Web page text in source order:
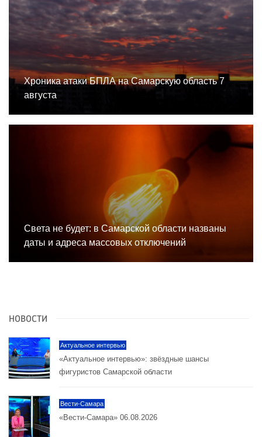
Хроника атаки БПЛА на Самарскую область 7
августа
Света не будет: в Самарской области названы
даты и адреса массовых отключений
НОВОСТИ
Актуальное интервью
«Актуальное интервью»: звёздные шансы
фигуристов Самарской области
Вести-Самара
«Вести-Самара» 06.08.2026